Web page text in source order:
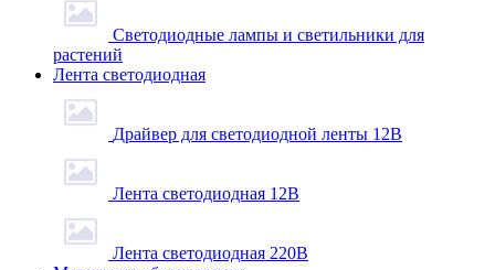
Светодиодные лампы и светильники для
растений
Лента светодиодная
Драйвер для светодиодной ленты 12В
Лента светодиодная 12В
Лента светодиодная 220В